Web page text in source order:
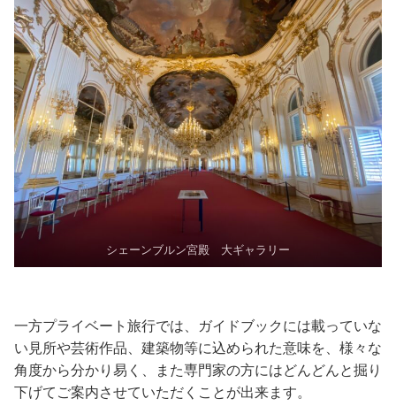
シェーンブルン宮殿 大ギャラリー
一方プライベート旅行では、ガイドブックには載っていな
い見所や芸術作品、建築物等に込められた意味を、様々な
角度から分かり易く、また専門家の方にはどんどんと掘り
下げてご案内させていただくことが出来ます。